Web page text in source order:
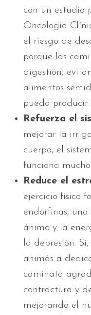
con un estudio
Oncología
el riesgo de
porque las
digestión,
alimentos
pueda producir
Refuerza el
mejorar la
cuerpo, el
funciona
Reduce el
ejercicio físico
endorfinas,
ánimo y la
la depresión.
animás a
caminata
contractura y
mejorando el